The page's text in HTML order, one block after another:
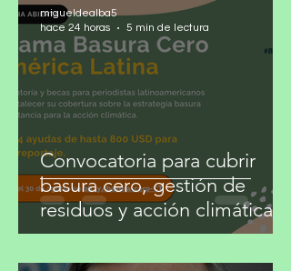
confronta con argumentos, sino con
descalificaciones. El adversario pasó de
interlocutor a enemigo útil. Lo preo
Convocatoria para cubrir
basura cero, gestión de
residuos y acción climática
migueldealba5
hace 24 horas
5 min de lectura